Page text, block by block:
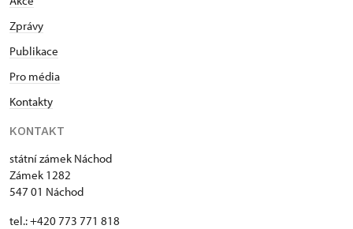
Zprávy
Publikace
Pro média
Kontakty
KONTAKT
státní zámek Náchod
Zámek 1282
547 01 Náchod
tel.: +420 773 771 818